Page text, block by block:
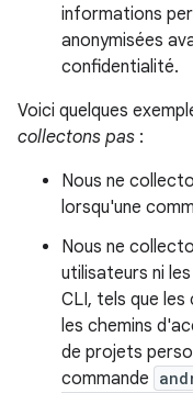
informations
anonymisées
confidentialité.
Voici quelques
collectons pas :
Nous ne
lorsqu'une
Nous ne
utilisateurs ni
CLI, tels que
les chemins
de projets
commande